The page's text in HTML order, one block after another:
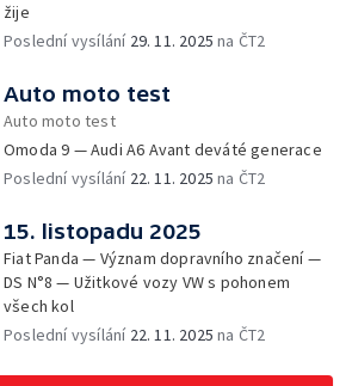
žije
Poslední vysílání 29. 11. 2025 na ČT2
Auto moto test
Auto moto test
Omoda 9 — Audi A6 Avant deváté generace
Poslední vysílání 22. 11. 2025 na ČT2
15. listopadu 2025
Fiat Panda — Význam dopravního značení —
DS N°8 — Užitkové vozy VW s pohonem
všech kol
Poslední vysílání 22. 11. 2025 na ČT2